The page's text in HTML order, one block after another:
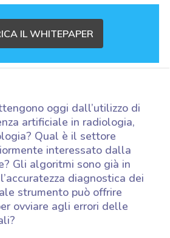
IL WHITEPAPER
oggi dall’utilizzo di
artificiale in radiologia,
Qual è il settore
interessato dalla
Gli algoritmi sono già in
diagnostica dei
strumento può offrire
ovviare agli errori delle